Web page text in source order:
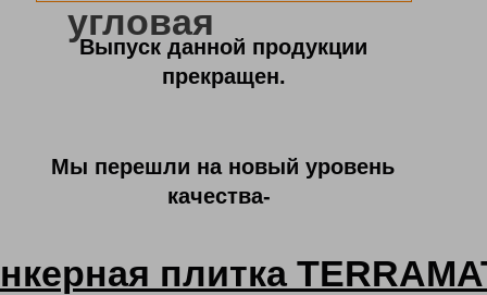
угловая
плитка
Выпуск данной продукции
прекращен.
Мы перешли на новый уровень
качества-